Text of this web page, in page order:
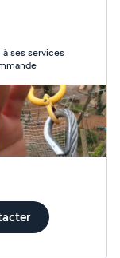
ses services
et discrêt je recommande